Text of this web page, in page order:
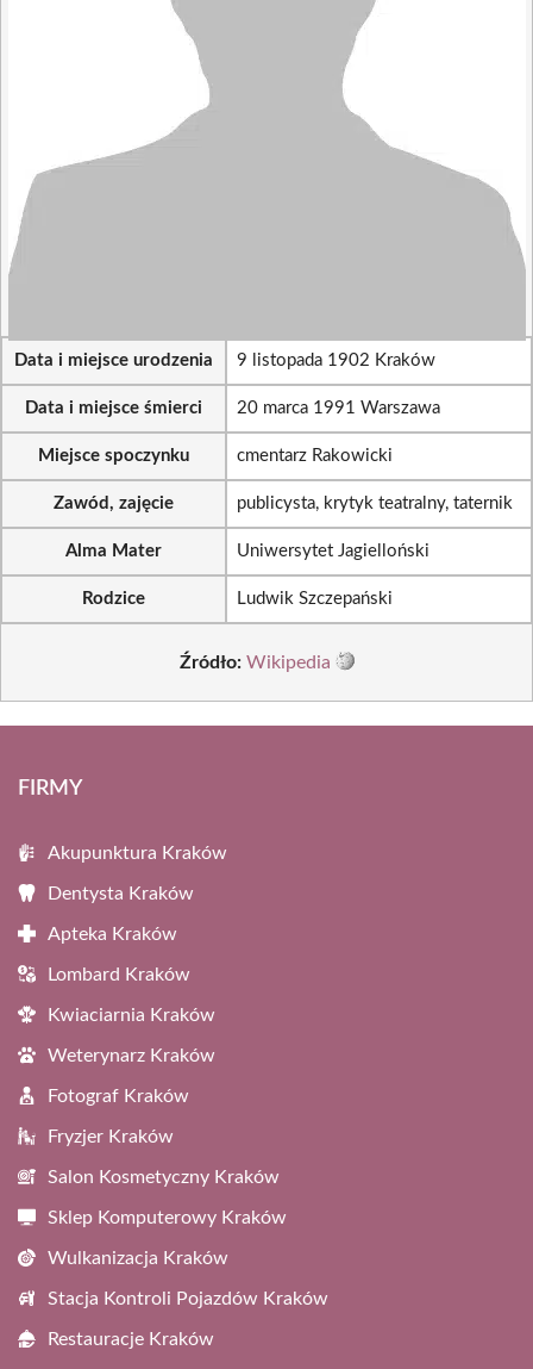
Data i miejsce urodzenia 9 listopada 1902 Kraków
Data i miejsce śmierci 20 marca 1991 Warszawa
Miejsce spoczynku cmentarz Rakowicki
Zawód, zajęcie publicysta, krytyk teatralny, taternik
Alma Mater Uniwersytet Jagielloński
Rodzice Ludwik Szczepański
Źródło: Wikipedia
FIRMY
Akupunktura Kraków
Dentysta Kraków
Apteka Kraków
Lombard Kraków
Kwiaciarnia Kraków
Weterynarz Kraków
Fotograf Kraków
Fryzjer Kraków
Salon Kosmetyczny Kraków
Sklep Komputerowy Kraków
Wulkanizacja Kraków
Stacja Kontroli Pojazdów Kraków
Restauracje Kraków